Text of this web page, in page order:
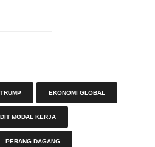
EKONOMI GLOBAL
MODAL KERJA
PERANG DAGANG